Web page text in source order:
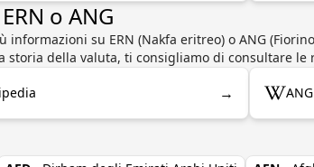
o ANG
informazioni su ERN (Nakfa eritreo) o ANG
storia della valuta, ti consigliamo di consultare le
→